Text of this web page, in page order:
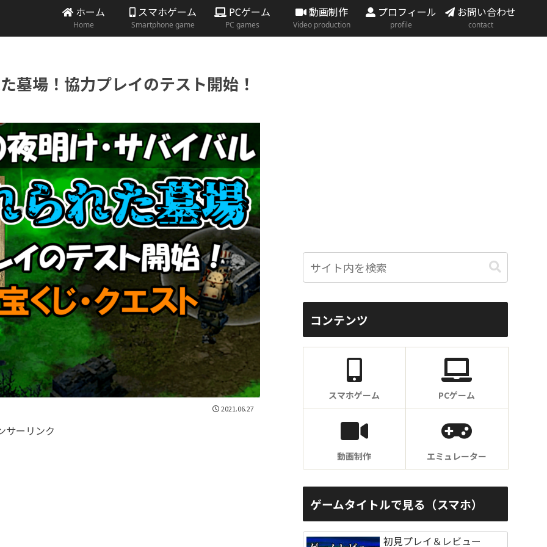
ホーム
Home
スマホゲーム
Smartphone game
PCゲーム
PC games
動画制作
Video production
プロフィール
profile
お問い合わせ
contact
場！協力プレイのテスト開始！
2021.06.27
サーリンク
コンテンツ
スマホゲーム PCゲーム
動画制作 エミュレーター
ゲームタイトルで見る（スマホ）
初見プレイ＆レビュー